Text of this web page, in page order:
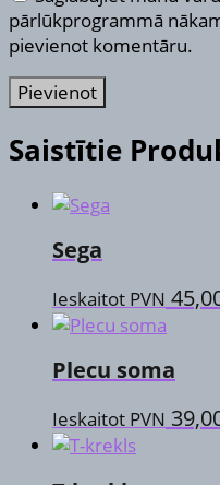
pārlūkprogrammā
pievienot komentāru.
Saistītie
Sega
Ieskaitot PVN
Plecu soma
Ieskaitot PVN